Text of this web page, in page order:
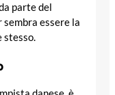
parte del
essere la
stesso.